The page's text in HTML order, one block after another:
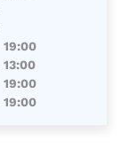
19:00
13:00
19:00
19:00